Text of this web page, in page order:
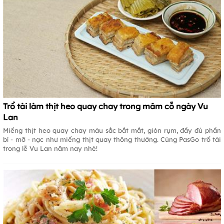
Trổ tài làm thịt heo quay chay trong mâm cỗ ngày Vu
Lan
Miếng thịt heo quay chay màu sắc bắt mắt, giòn rụm, đầy đủ phần
bì - mỡ - nạc như miếng thịt quay thông thường. Cùng PasGo trổ tài
trong lễ Vu Lan năm nay nhé!